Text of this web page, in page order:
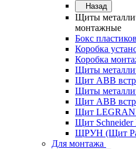
Назад
Щиты
монтажные
Бокс
Коробка
Коробка
Щиты
Щит ABB
Щиты
Щит ABB
Щит
Щит Schneider
ЩРУН (Щит
Для монтажа